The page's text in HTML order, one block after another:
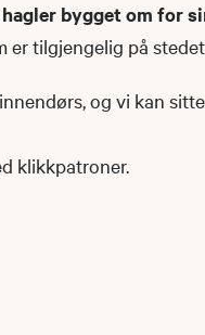
bygget om for
er tilgjengelig på
og vi kan
klikkpatroner.